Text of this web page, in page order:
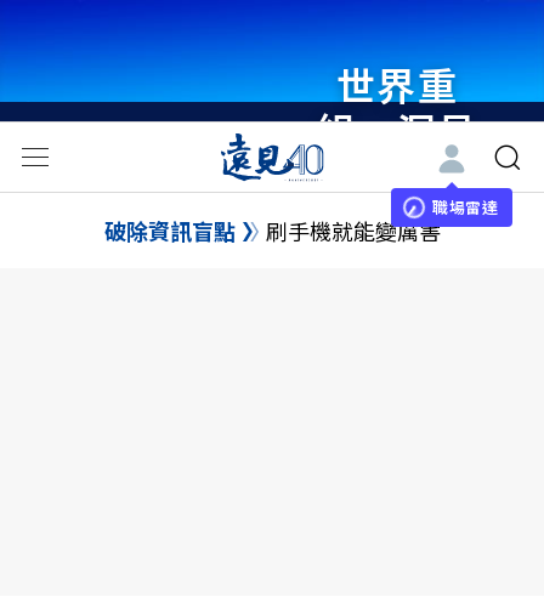
世界重
組・洞見
未來 與
世界領袖
職場雷達
破除資訊盲點 刷手機就能變厲害